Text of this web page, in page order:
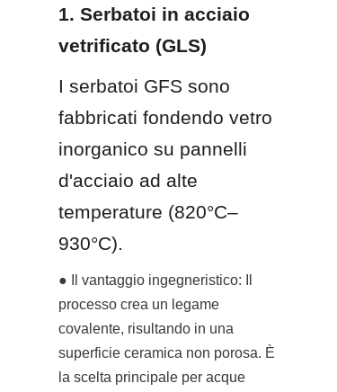
1. Serbatoi in acciaio
vetrificato (GLS)
I serbatoi GFS sono
fabbricati fondendo vetro
inorganico su pannelli
d'acciaio ad alte
temperature (820°C–
930°C).
● Il vantaggio ingegneristico: Il
processo crea un legame
covalente, risultando in una
superficie ceramica non porosa. È
la scelta principale per acque